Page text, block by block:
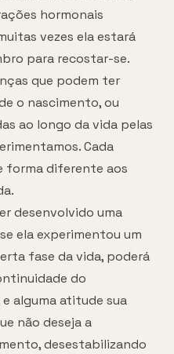
hormonais
vezes ela estará
para recostar-se.
que podem ter
o nascimento, ou
ao longo da vida pelas
Cada
forma diferente aos
desenvolvido uma
ela experimentou um
fase da vida, poderá
do
alguma atitude sua
não deseja a
desestabilizando